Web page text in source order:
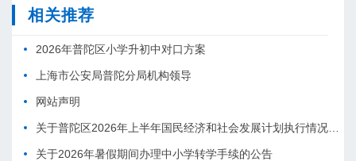
相关推荐
2026年普陀区小学升初中对口方案
上海市公安局普陀分局机构领导
网站声明
关于2026年暑假期间办理中小学转学手续的公告